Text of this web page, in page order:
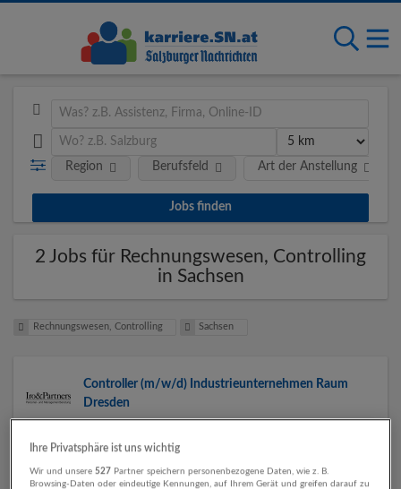
Art der Anstellung
Region Berufsfeld
2 Jobs für Rechnungswesen, Controlling
in Sachsen
Rechnungswesen, Controlling Sachsen
Controller (m/w/d) Industrieunternehmen Raum
Dresden
Managementberatung GmbH.
Ihre Privatsphäre ist uns wichtig
Wir und unsere 527 Partner speichern personenbezogene Daten, wie z. B.
Browsing-Daten oder eindeutige Kennungen, auf Ihrem Gerät und greifen darauf zu